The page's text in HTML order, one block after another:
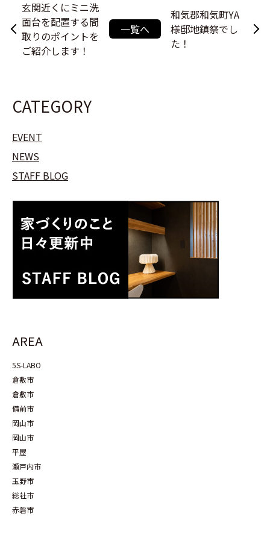
玄関近くにミニ洗
面台を配置する間
取りのポイントを
ご紹介します！
一覧へ
和気郡和気町YA
様邸地鎮祭でし
た！
CATEGORY
EVENT
NEWS
STAFF BLOG
AREA
5S-LABO
倉敷市
倉敷市
備前市
岡山市
岡山市
平屋
瀬戸内市
玉野市
総社市
赤磐市